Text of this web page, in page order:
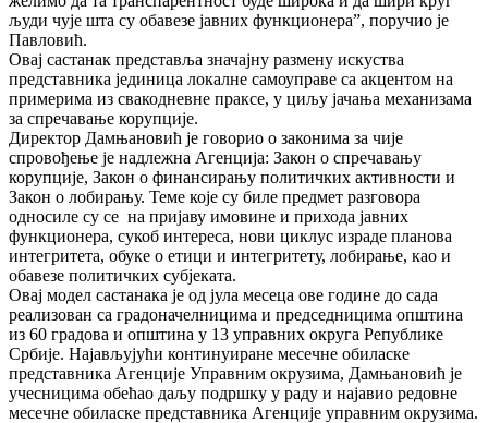
људи чује шта су обавезе јавних функционера”, поручио је
Павловић.
Овај састанак представља значајну размену искуства
представника јединица локалне самоуправе са акцентом на
примерима из свакодневне праксе, у циљу јачања механизама
за спречавање корупције.
Директор Дамњановић је говорио о законима за чије
спровођење је надлежна Агенција: Закон о спречавању
корупције, Закон о финансирању политичких активности и
Закон о лобирању. Теме које су биле предмет разговора
односиле су се на пријаву имовине и прихода јавних
функционера, сукоб интереса, нови циклус израде планова
интегритета, обуке о етици и интегритету, лобирање, као и
обавезе политичких субјеката.
Овај модел састанака је од јула месеца ове године до сада
реализован са градоначелницима и председницима општина
из 60 градова и општина у 13 управних округа Републике
Србије. Најављујући континуиране месечне обиласке
представника Агенције Управним окрузима, Дамњановић је
учесницима обећао даљу подршку у раду и најавио редовне
месечне обиласке представника Агенције управним окрузима.